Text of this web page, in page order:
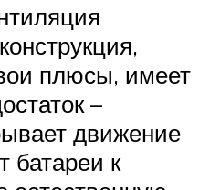
плюсы, имеет
–
движение
батареи к